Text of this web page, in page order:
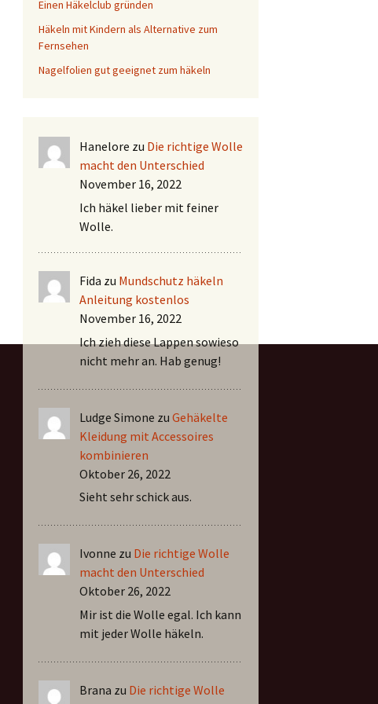
Einen Häkelclub gründen
Häkeln mit Kindern als Alternative zum
Fernsehen
Nagelfolien gut geeignet zum häkeln
Hanelore zu Die richtige Wolle
macht den Unterschied
November 16, 2022
Ich häkel lieber mit feiner
Wolle.
Fida zu Mundschutz häkeln
Anleitung kostenlos
November 16, 2022
Ich zieh diese Lappen sowieso
nicht mehr an. Hab genug!
Ludge Simone zu Gehäkelte
Kleidung mit Accessoires
kombinieren
Oktober 26, 2022
Sieht sehr schick aus.
Ivonne zu Die richtige Wolle
macht den Unterschied
Oktober 26, 2022
Mir ist die Wolle egal. Ich kann
mit jeder Wolle häkeln.
Brana zu Die richtige Wolle